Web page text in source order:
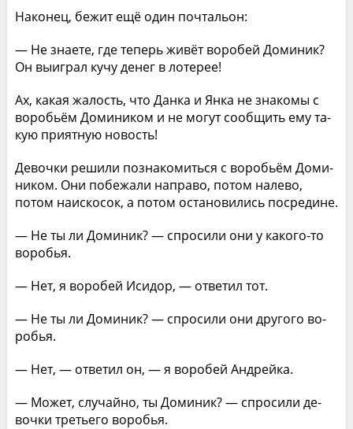
Наконец, бежит ещё один почтальон:
— Не знаете, где теперь живёт воробей Доминик?
Он выиграл кучу денег в лотерее!
Ах, какая жалость, что Данка и Янка не знакомы с
воробьём Домиником и не могут сообщить ему та­
кую приятную новость!
Девочки решили познакомиться с воробьём Доми­
ником. Они побежали направо, потом налево,
потом наискосок, а потом остановились посредине.
— Не ты ли Доминик? — спросили они у какого-то
воробья.
— Нет, я воробей Исидор, — ответил тот.
— Не ты ли Доминик? — спросили они другого во­
робья.
— Нет, — ответил он, — я воробей Андрейка.
— Может, случайно, ты Доминик? — спросили де­
вочки третьего воробья.